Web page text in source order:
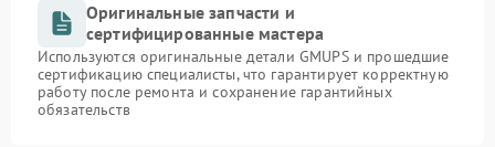
Оригинальные запчасти и
сертифицированные мастера
Используются оригинальные детали GMUPS и прошедшие
сертификацию специалисты, что гарантирует корректную
работу после ремонта и сохранение гарантийных
обязательств